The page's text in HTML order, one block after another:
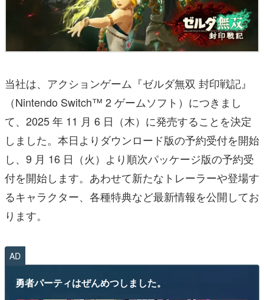
当社は、アクションゲーム『ゼルダ無双 封印戦記』
（Nintendo Switch™ 2 ゲームソフト）につきまし
て、2025 年 11 月 6 日（木）に発売することを決定
しました。本日よりダウンロード版の予約受付を開始
し、9 月 16 日（火）より順次パッケージ版の予約受
付を開始します。あわせて新たなトレーラーや登場す
るキャラクター、各種特典など最新情報を公開してお
ります。
AD
勇者パーティはぜんめつしました。